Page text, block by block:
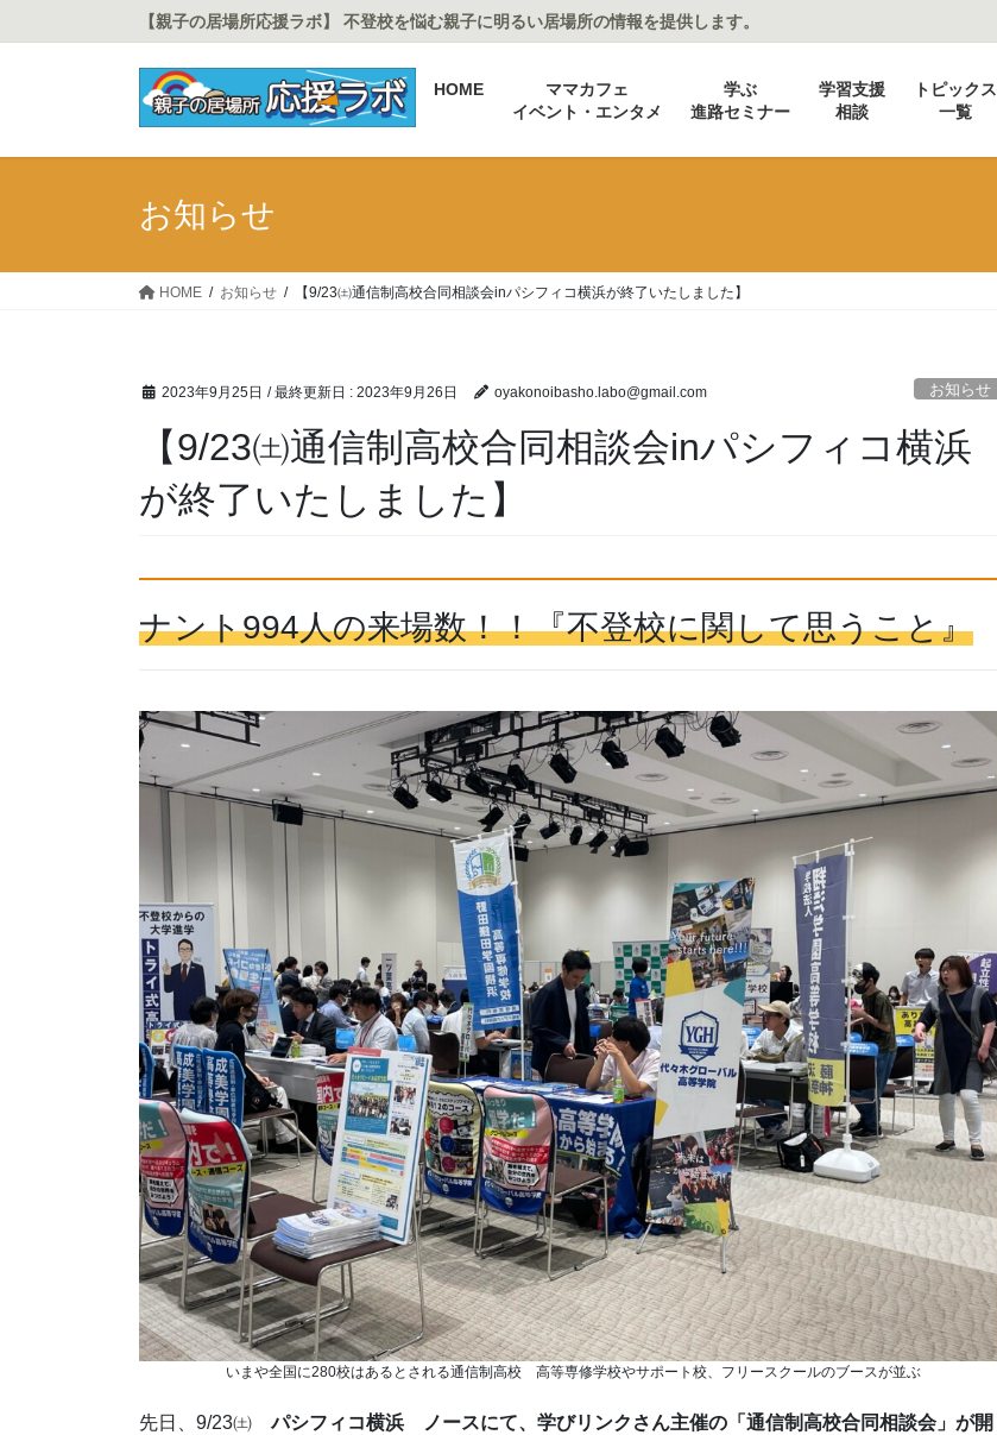
ン
に
ビ
ョ
動
【親子の居場所応援ラボ】 不登校を悩む親子に明るい居場所の情報を提供します。
HOME
ママカフェ
イベント・エンタメ
学ぶ
進路セミナー
学習支援
相談
トピックス
一覧
お知らせ
HOME お知らせ 【9/23㈯通信制高校合同相談会inパシフィコ横浜が終了いたしました】
2023年9月25日 / 最終更新日 : 2023年9月26日 oyakonoibasho.labo@gmail.com お知らせ
【9/23㈯通信制高校合同相談会inパシフィコ横浜
が終了いたしました】
ナント994人の来場数！！『不登校に関して思うこと』
いまや全国に280校はあるとされる通信制高校 高等専修学校やサポート校、フリースクールのブースが並ぶ
先日、9/23㈯パシフィコ横浜 ノースにて、学びリンクさん主催の「通信制高校合同相談会」が開